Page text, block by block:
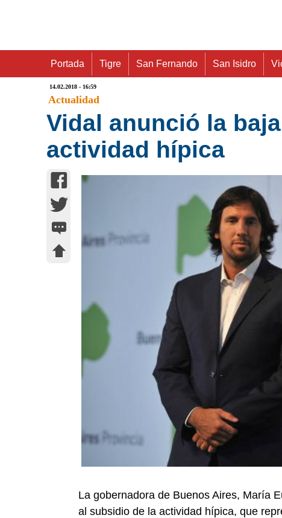
Portada Tigre San Fernando San Isidro
14.02.2018 - 16:59
Actualidad
Vidal anunció la
actividad hípica
La gobernadora de Buenos Aires, María
al subsidio de la actividad hípica, que